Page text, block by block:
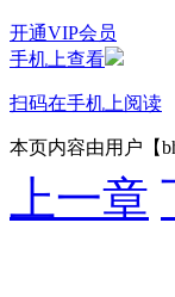
开通VIP会员
手机上查看
扫码在手机上阅读
本页内容由用户【
上一章